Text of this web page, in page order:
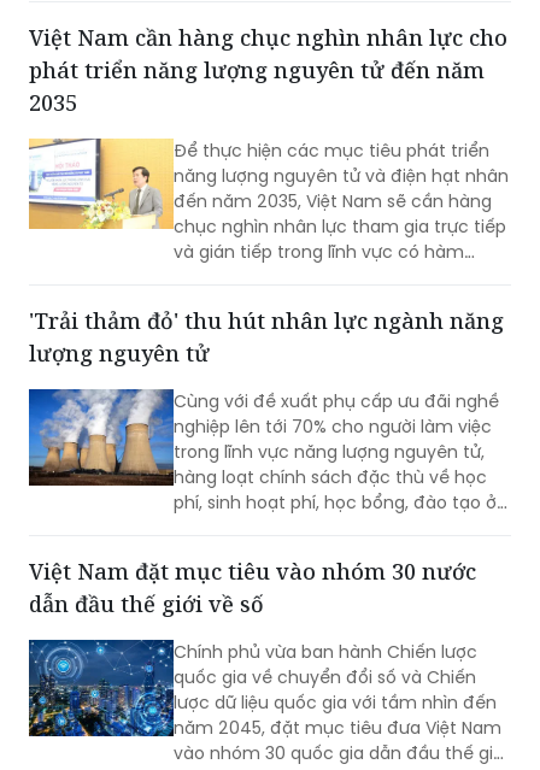
2035
Để thực hiện các mục tiêu phát triển
đến năm 2035, Việt Nam sẽ cần hàng
chục nghìn nhân lực tham gia trực tiếp
và gián tiếp trong lĩnh vực có hàm
lượng khoa học, công nghệ cao.
'Trải thảm đỏ' thu hút nhân lực ngành năng
Cùng với đề xuất phụ cấp ưu đãi nghề
nghiệp lên tới 70% cho người làm việc
trong lĩnh vực năng lượng nguyên tử,
hàng loạt chính sách đặc thù về học
phí, sinh hoạt phí, học bổng, đào tạo ở
nước ngoài và hỗ trợ nghiên cứu đang
được triển khai.
Việt Nam đặt mục tiêu vào nhóm 30 nước
Chính phủ vừa ban hành Chiến lược
quốc gia về chuyển đổi số và Chiến
lược dữ liệu quốc gia với tầm nhìn đến
năm 2045, đặt mục tiêu đưa Việt Nam
vào nhóm 30 quốc gia dẫn đầu thế giới
về chính phủ số, quản trị dữ liệu và phát
triển trí tuệ nhân tạo (AI).
Bộ KH&CN đồng hành xây dựng Trung tâm